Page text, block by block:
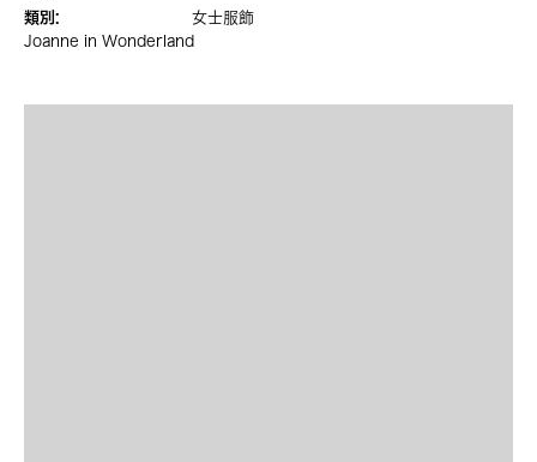
類別:
女士服飾
Joanne in Wonderland